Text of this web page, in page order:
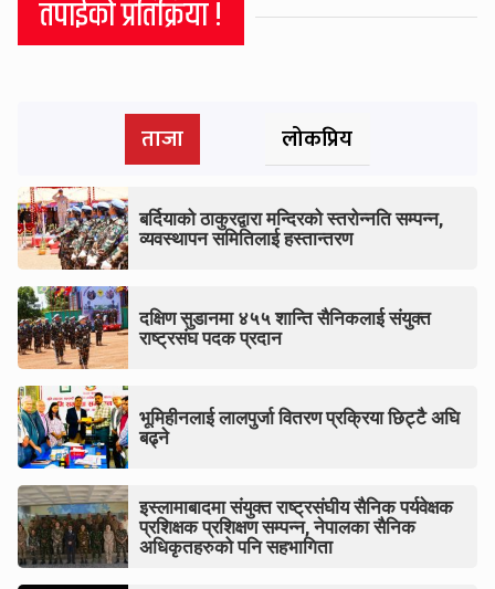
तपाईको प्रतिक्रिया !
ताजा लोकप्रिय
बर्दियाको ठाकुरद्वारा मन्दिरको स्तरोन्नति सम्पन्न,
व्यवस्थापन समितिलाई हस्तान्तरण
दक्षिण सुडानमा ४५५ शान्ति सैनिकलाई संयुक्त
राष्ट्रसंघ पदक प्रदान
भूमिहीनलाई लालपुर्जा वितरण प्रक्रिया छिट्टै अघि
बढ्ने
इस्लामाबादमा संयुक्त राष्ट्रसंघीय सैनिक पर्यवेक्षक
प्रशिक्षक प्रशिक्षण सम्पन्न, नेपालका सैनिक
अधिकृतहरुको पनि सहभागिता